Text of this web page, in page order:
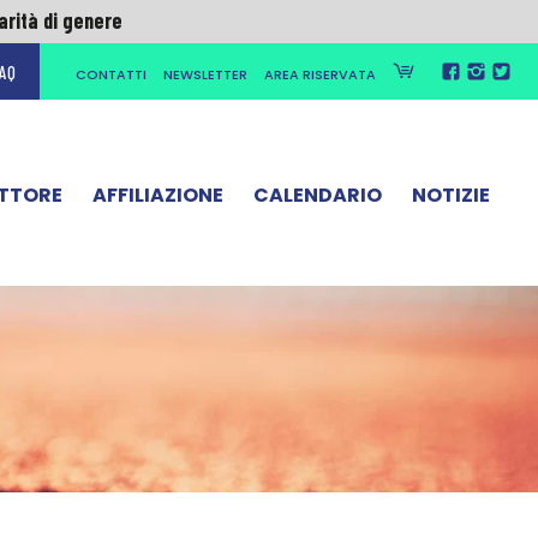
di genere
CONTATTI NEWSLETTER AREA RISERVATA
AFFILIAZIONE CALENDARIO NOTIZIE